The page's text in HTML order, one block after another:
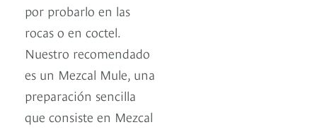
por probarlo en las
rocas o en coctel.
Nuestro recomendado
es un Mezcal Mule, una
preparación sencilla
que consiste en Mezcal